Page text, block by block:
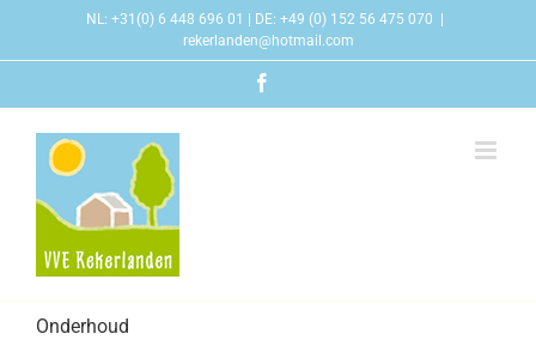
content
NL: +31(0) 6 448 696 01 | DE: +49 (0) 152 56 475 070
rekerlanden@hotmail.com
Onderhoud